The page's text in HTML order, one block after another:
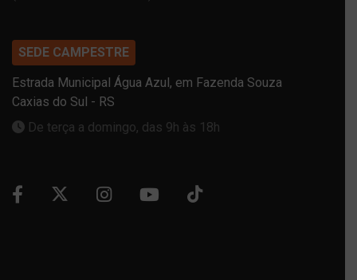
SEDE CAMPESTRE
Estrada Municipal Água Azul, em Fazenda Souza
Caxias do Sul - RS
De terça a domingo, das 9h às 18h